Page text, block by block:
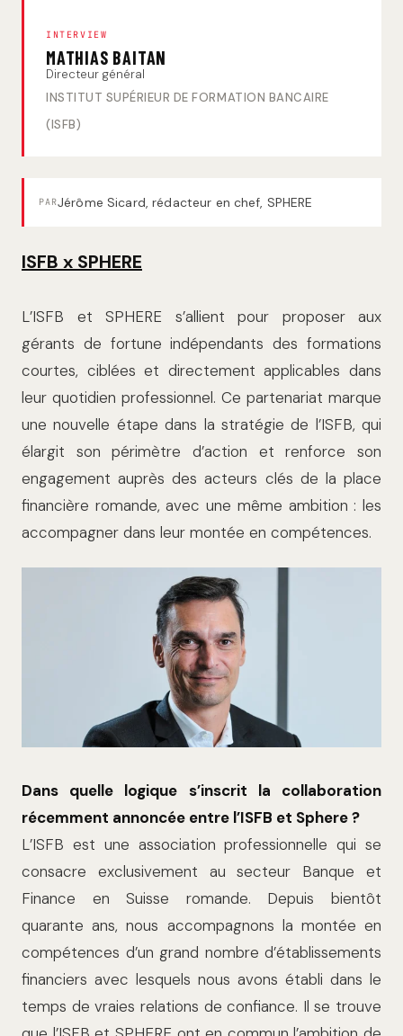
INTERVIEW
MATHIAS BAITAN
Directeur général
INSTITUT SUPÉRIEUR DE FORMATION BANCAIRE
(ISFB)
PARJérôme Sicard, rédacteur en chef, SPHERE
ISFB x SPHERE
L’ISFB et SPHERE s’allient pour proposer aux
gérants de fortune indépendants des formations
courtes, ciblées et directement applicables dans
leur quotidien professionnel. Ce partenariat marque
une nouvelle étape dans la stratégie de l’ISFB, qui
élargit son périmètre d’action et renforce son
engagement auprès des acteurs clés de la place
financière romande, avec une même ambition : les
accompagner dans leur montée en compétences.
Dans quelle logique s’inscrit la collaboration
récemment annoncée entre l’ISFB et Sphere ?
L’ISFB est une associa­tion professionnelle qui se
consacre exclu­sivement au secteur Banque et
Finance en Suisse romande. Depuis bientôt
quarante ans, nous accompagnons la montée en
compétences d’un grand nombre d’éta­blissements
financiers avec lesquels nous avons établi dans le
temps de vraies rela­tions de confiance. Il se trouve